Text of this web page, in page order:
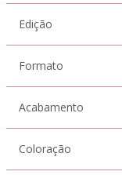
Edição
Formato
Acabamento
Coloração